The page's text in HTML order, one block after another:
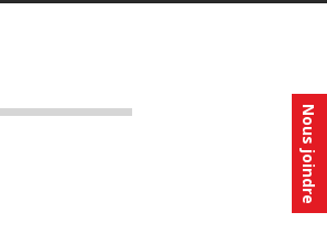
Nous joindre